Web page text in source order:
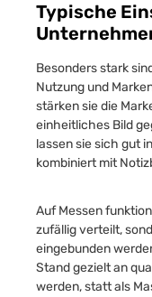
Typische
Besonders stark
Nutzung und
stärken sie die
einheitliches Bild
lassen sie sich gut
kombiniert mit
Auf Messen
zufällig verteilt,
eingebunden
Stand gezielt an
werden, statt als